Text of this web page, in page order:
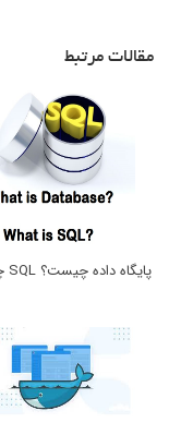
مقالات مرتبط
پایگاه داده چیست؟ SQL چیست؟